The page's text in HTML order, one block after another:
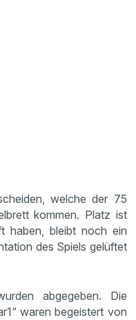
welche der 75
kommen. Platz ist
haben, bleibt noch ein
des Spiels gelüftet
abgegeben. Die
waren begeistert von